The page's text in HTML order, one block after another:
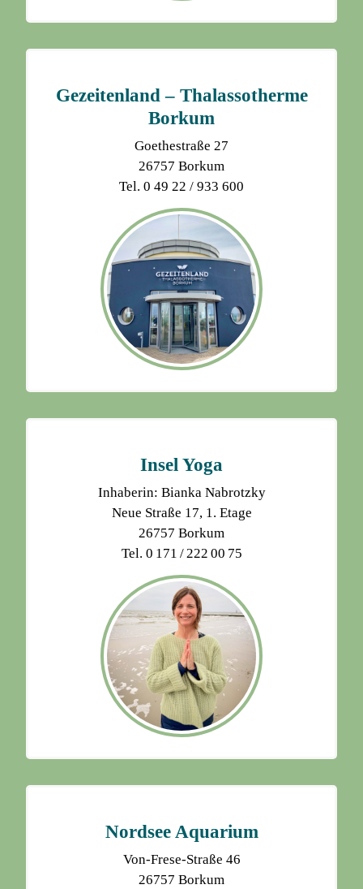
Gezeitenland – Thalassotherme
Borkum
Goethestraße 27
26757 Borkum
Tel. 0 49 22 / 933 600
Insel Yoga
Inhaberin: Bianka Nabrotzky
Neue Straße 17, 1. Etage
26757 Borkum
Tel. 0 171 / 222 00 75
Nordsee Aquarium
Von-Frese-Straße 46
26757 Borkum